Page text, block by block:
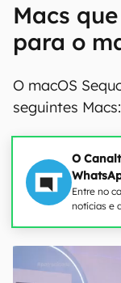
Macs
para o
O macOS
seguintes Macs:
O
Entre no
notícias e